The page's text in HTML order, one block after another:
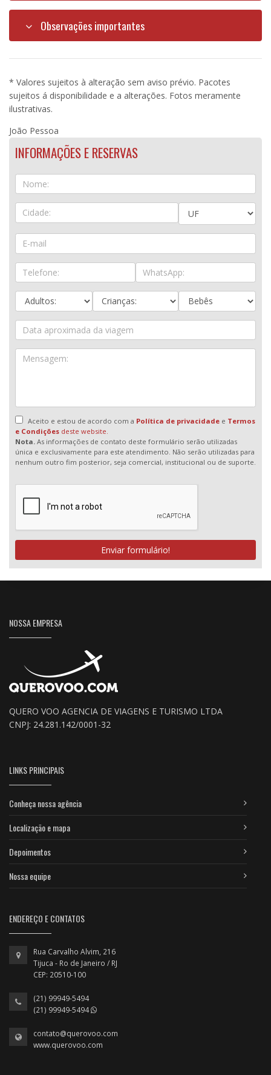
Observações importantes
* Valores sujeitos à alteração sem aviso prévio. Pacotes
sujeitos á disponibilidade e a alterações. Fotos meramente
ilustrativas.
João Pessoa
INFORMAÇÕES E RESERVAS
Aceito e estou de acordo com a Política de privacidadee Termos
e Condições deste website.
Nota. As informações de contato deste formulário serão utilizadas
única e exclusivamente para este atendimento. Não serão utilizadas para
nenhum outro fim posterior, seja comercial, institucional ou de suporte.
Enviar formulário!
NOSSA EMPRESA
QUERO VOO AGENCIA DE VIAGENS E TURISMO LTDA
CNPJ: 24.281.142/0001-32
LINKS PRINCIPAIS
Conheça nossa agência
Localização e mapa
Depoimentos
Nossa equipe
ENDEREÇO E CONTATOS
Rua Carvalho Alvim, 216
Tijuca - Ro de Janeiro / RJ
CEP: 20510-100
(21) 99949-5494
(21) 99949-5494
contato@querovoo.com
www.querovoo.com